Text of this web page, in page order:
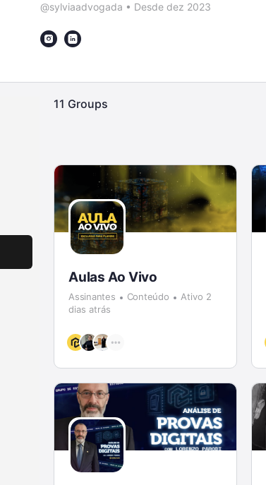
@sylviaadvogada • Desde dez 2023
11 Groups
Aulas Ao Vivo
Assinantes Conteúdo
Ativo 2
dias atrás